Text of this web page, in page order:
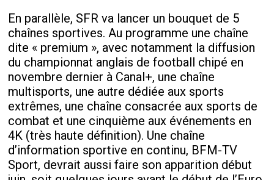
En parallèle, SFR va lancer un bouquet de 5
chaînes sportives. Au programme une chaîne
dite « premium », avec notamment la diffusion
du championnat anglais de football chipé en
novembre dernier à Canal+, une chaîne
multisports, une autre dédiée aux sports
extrêmes, une chaîne consacrée aux sports de
combat et une cinquième aux événements en
4K (très haute définition). Une chaîne
d’information sportive en continu, BFM-TV
Sport, devrait aussi faire son apparition début